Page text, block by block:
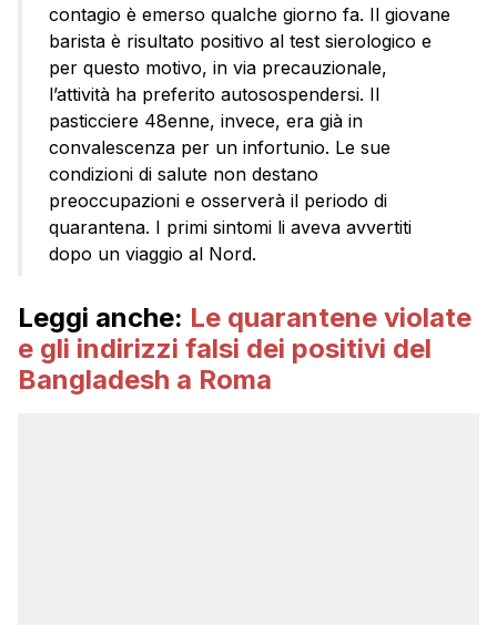
contagio è emerso qualche giorno fa. Il giovane
barista è risultato positivo al test sierologico e
per questo motivo, in via precauzionale,
l’attività ha preferito autosospendersi. Il
pasticciere 48enne, invece, era già in
convalescenza per un infortunio. Le sue
condizioni di salute non destano
preoccupazioni e osserverà il periodo di
quarantena. I primi sintomi li aveva avvertiti
dopo un viaggio al Nord.
Leggi anche: Le quarantene violate
e gli indirizzi falsi dei positivi del
Bangladesh a Roma